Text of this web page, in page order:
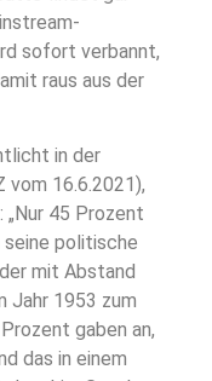
sofort verbannt,
raus aus der
in der
vom 16.6.2021),
„Nur 45 Prozent
politische
mit Abstand
Jahr 1953 zum
gaben an,
das in einem